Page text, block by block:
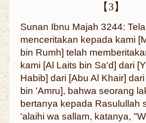
【3】
Sunan Ibnu Majah 3244:
menceritakan kepada kami
bin Rumh] telah
kami [Al Laits bin Sa'd] dari
Habib] dari [Abu Al Khair]
bin 'Amru], bahwa seorang
bertanya kepada Rasulullah
'alaihi wa sallam, katanya,